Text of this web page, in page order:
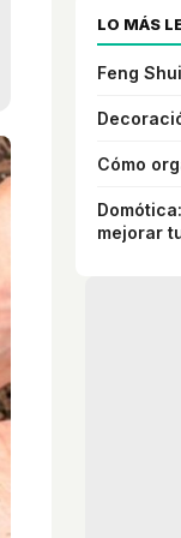
LO MÁS
Feng
Cómo
mejorar